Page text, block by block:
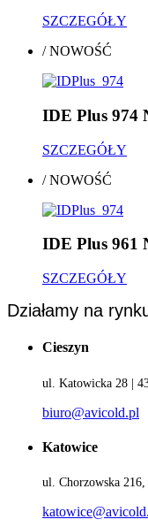
SZCZEGÓŁY
/NOWOŚĆ
IDE Plus 974
SZCZEGÓŁY
/NOWOŚĆ
IDE Plus 961
SZCZEGÓŁY
Działamy na
Cieszyn
ul. Katowicka 28 |
biuro@avicold.pl
Katowice
ul. Chorzowska